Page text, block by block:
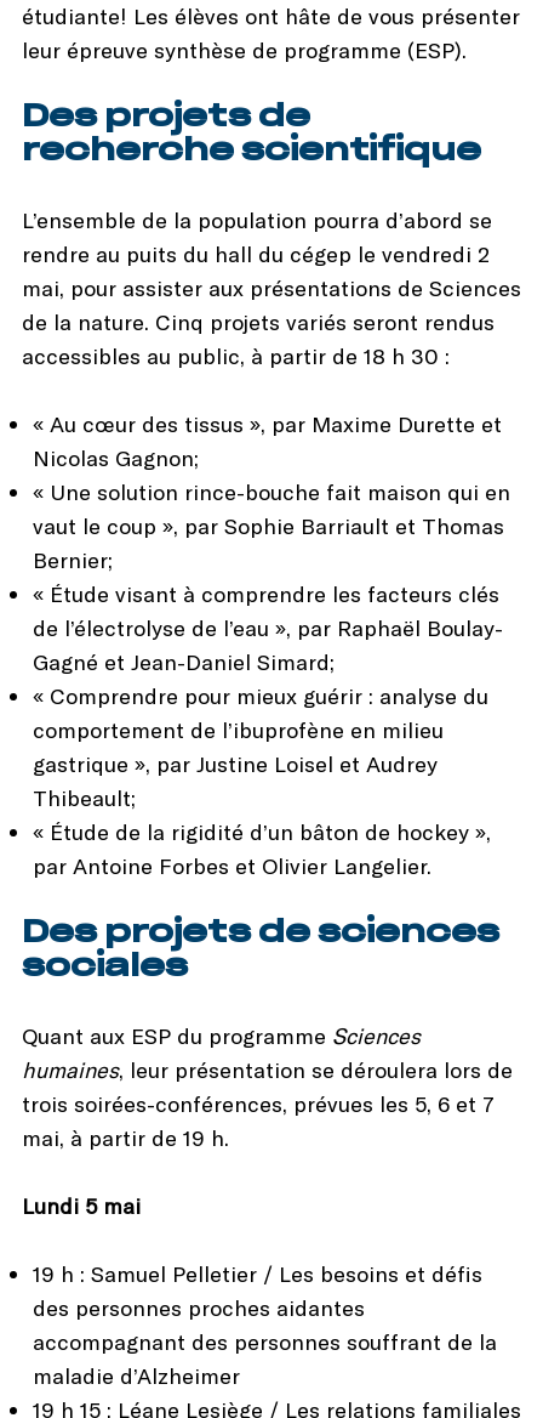
étudiante! Les élèves ont hâte de vous présenter
leur épreuve synthèse de programme (ESP).
Des projets de
recherche scientifique
L’ensemble de la population pourra d’abord se
rendre au puits du hall du cégep le vendredi 2
mai, pour assister aux présentations de Sciences
de la nature. Cinq projets variés seront rendus
accessibles au public, à partir de 18 h 30 :
« Au cœur des tissus », par Maxime Durette et
Nicolas Gagnon;
« Une solution rince-bouche fait maison qui en
vaut le coup », par Sophie Barriault et Thomas
Bernier;
« Étude visant à comprendre les facteurs clés
de l’électrolyse de l’eau », par Raphaël Boulay-
Gagné et Jean-Daniel Simard;
« Comprendre pour mieux guérir : analyse du
comportement de l’ibuprofène en milieu
gastrique », par Justine Loisel et Audrey
Thibeault;
« Étude de la rigidité d’un bâton de hockey »,
par Antoine Forbes et Olivier Langelier.
Des projets de sciences
sociales
Quant aux ESP du programme Sciences
humaines, leur présentation se déroulera lors de
trois soirées-conférences, prévues les 5, 6 et 7
mai, à partir de 19 h.
Lundi 5 mai
19 h : Samuel Pelletier / Les besoins et défis
des personnes proches aidantes
accompagnant des personnes souffrant de la
maladie d’Alzheimer
19 h 15 : Léane Lesiège / Les relations familiales